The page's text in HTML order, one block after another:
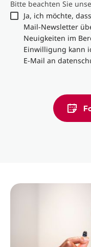
Bitte beachten Sie
Ja, ich möchte,
Mail-Newsletter
Neuigkeiten im
Einwilligung kann
E-Mail an